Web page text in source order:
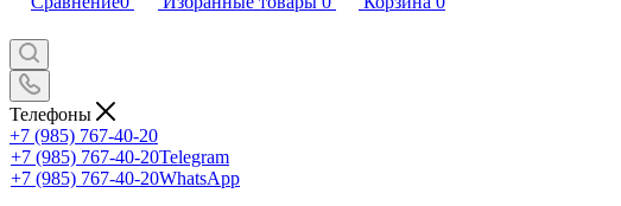
Телефоны
+7 (985) 767-40-20
+7 (985) 767-40-20Telegram
+7 (985) 767-40-20WhatsApp